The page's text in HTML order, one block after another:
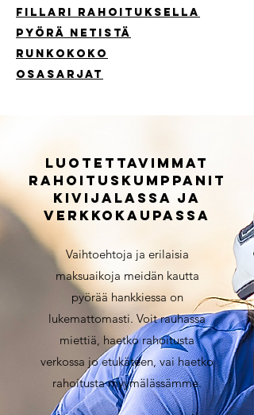
FiLlari rahoituksella
pyörä netistä
runkokoko
osasarjat
Luotettavimmat
rahoituskumppanit
kivijalassa ja
verkkokaupassa
Vaihtoehtoja ja erilaisia
maksuaikoja meidän kautta
pyörää hankkiessa on
lukemattomasti. Voit rauhassa
miettiä, haetko rahoitusta
verkossa jo etukäteen, vai haetko
rahoitusta myymälässämme.